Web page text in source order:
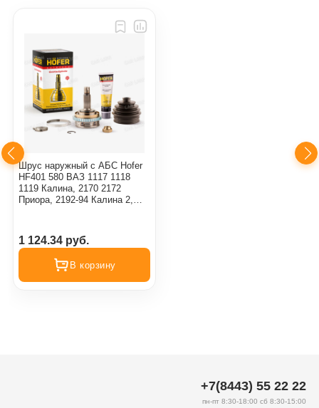
Шрус наружный с АБС Hofer
HF401 580 ВАЗ 1117 1118
1119 Калина, 2170 2172
Приора, 2192-94 Калина 2,
1 124.34 руб.
В корзину
+7(8443) 55 22 22
пн-пт 8:30-18:00 сб 8:30-15:00